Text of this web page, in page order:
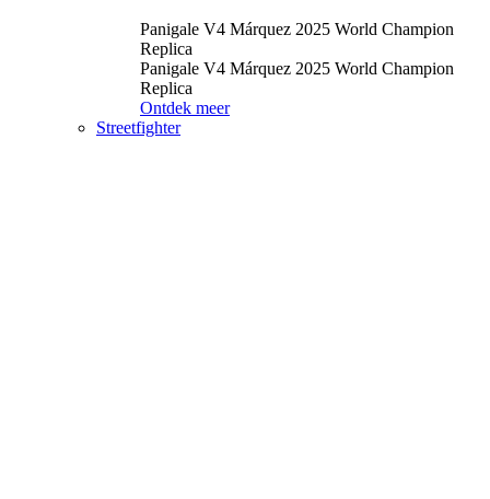
Panigale V4 Márquez 2025 World Champion
Replica
Panigale V4 Márquez 2025 World Champion
Replica
Ontdek meer
Streetfighter